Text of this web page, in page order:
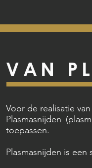
VAN
Voor de realisatie
Plasmasnijden
toepassen.
Plasmasnijden is